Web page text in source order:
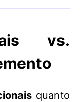
vs.
quanto